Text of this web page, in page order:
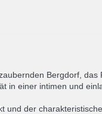
Bergdorf,
in einer intimen und
der